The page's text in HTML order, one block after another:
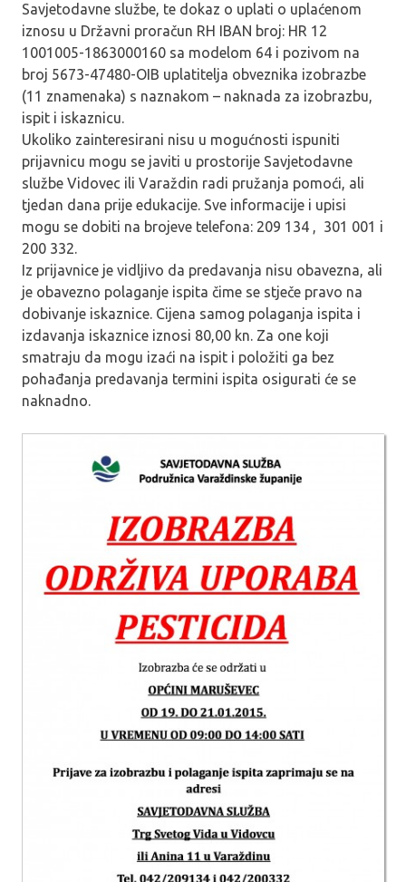
Savjetodavne službe, te dokaz o uplati o uplaćenom
iznosu u Državni proračun RH IBAN broj: HR 12
1001005-1863000160 sa modelom 64 i pozivom na
broj 5673-47480-OIB uplatitelja obveznika izobrazbe
(11 znamenaka) s naznakom – naknada za izobrazbu,
ispit i iskaznicu.
Ukoliko zainteresirani nisu u mogućnosti ispuniti
prijavnicu mogu se javiti u prostorije Savjetodavne
službe Vidovec ili Varaždin radi pružanja pomoći, ali
tjedan dana prije edukacije. Sve informacije i upisi
mogu se dobiti na brojeve telefona: 209 134 , 301 001 i
200 332.
Iz prijavnice je vidljivo da predavanja nisu obavezna, ali
je obavezno polaganje ispita čime se stječe pravo na
dobivanje iskaznice. Cijena samog polaganja ispita i
izdavanja iskaznice iznosi 80,00 kn. Za one koji
smatraju da mogu izaći na ispit i položiti ga bez
pohađanja predavanja termini ispita osigurati će se
naknadno.